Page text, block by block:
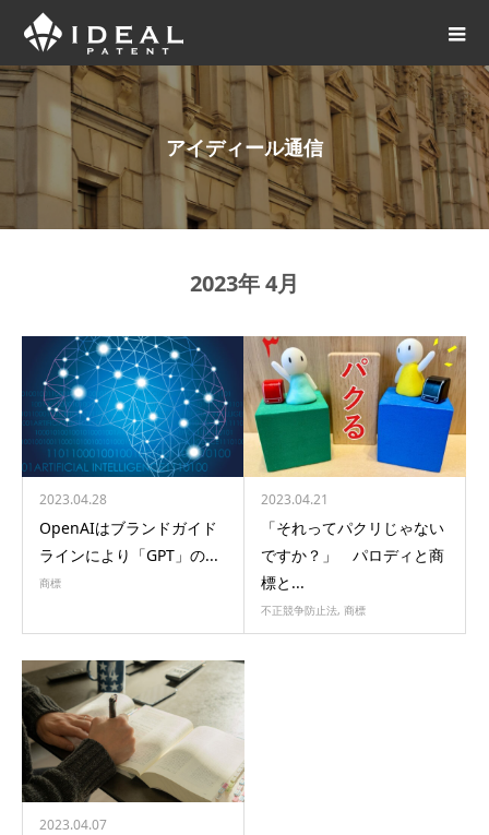
アイディール通信
2023年 4月
2023.04.28
OpenAIはブランドガイド
ラインにより「GPT」の...
商標
2023.04.21
「それってパクリじゃない
ですか？」 パロディと商
標と...
不正競争防止法, 商標
2023.04.07